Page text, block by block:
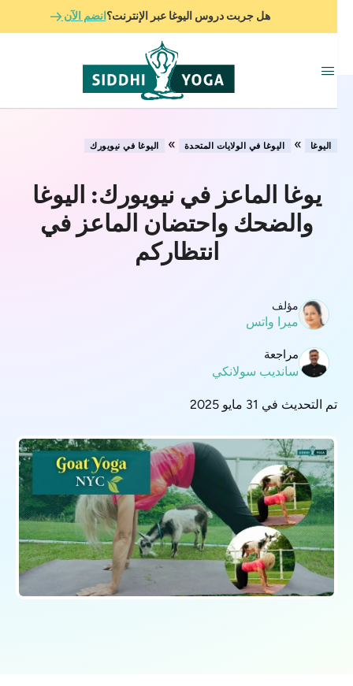
هل جربت دروس اليوغا عبر الإنترنت؟انضم الآن
اليوغا » اليوغا في الولايات المتحدة » اليوغا في نيويورك
يوغا الماعز في نيويورك: اليوغا
والضحك واحتضان الماعز في
انتظاركم
مؤلف
ميرا واتس
مراجعة
سانديب سولانكي
تم التحديث في 31 مايو 2025